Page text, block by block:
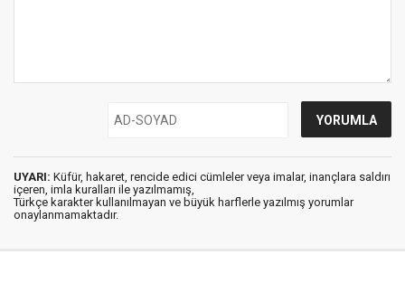
UYARI: Küfür, hakaret, rencide edici cümleler veya imalar, inançlara saldırı
içeren, imla kuralları ile yazılmamış,
Türkçe karakter kullanılmayan ve büyük harflerle yazılmış yorumlar
onaylanmamaktadır.